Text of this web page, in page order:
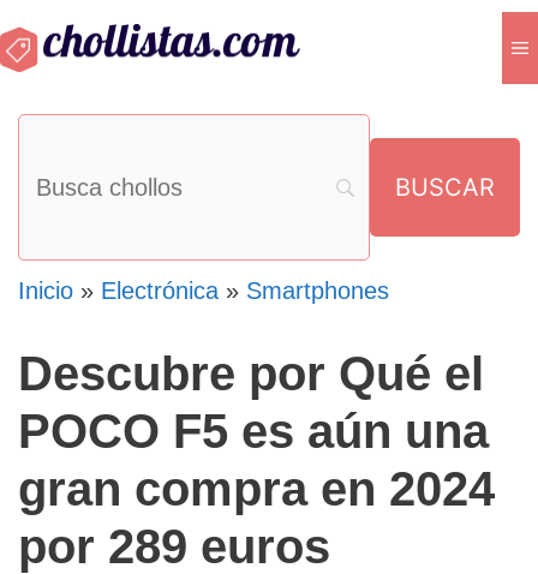
al
Inicio » Electrónica » Smartphones
Descubre por Qué el
POCO F5 es aún una
gran compra en 2024
por 289 euros